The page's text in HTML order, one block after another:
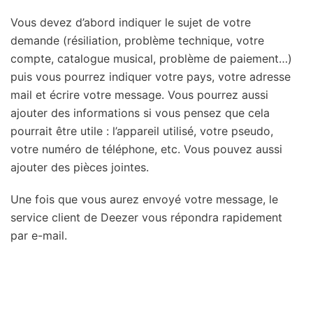
Vous devez d’abord indiquer le sujet de votre
demande (résiliation, problème technique, votre
compte, catalogue musical, problème de paiement…)
puis vous pourrez indiquer votre pays, votre adresse
mail et écrire votre message. Vous pourrez aussi
ajouter des informations si vous pensez que cela
pourrait être utile : l’appareil utilisé, votre pseudo,
votre numéro de téléphone, etc. Vous pouvez aussi
ajouter des pièces jointes.
Une fois que vous aurez envoyé votre message, le
service client de Deezer vous répondra rapidement
par e-mail.